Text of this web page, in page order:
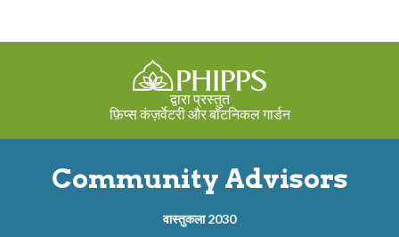
द्वारा प्रस्तुत
फ़िप्स कंज़र्वेटरी और बॉटनिकल गार्डन
Community Advisors
वास्तुकला 2030